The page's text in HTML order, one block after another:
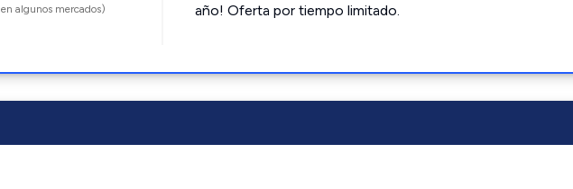
en algunos mercados)
año! Oferta por tiempo limitado.